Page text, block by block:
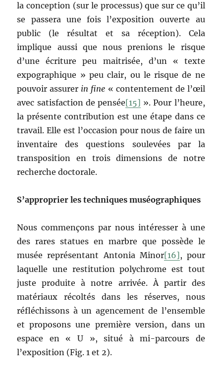
la conception (sur le processus) que sur ce qu’il
se passera une fois l’exposition ouverte au
public (le résultat et sa réception). Cela
implique aussi que nous prenions le risque
d’une écriture peu maitrisée, d’un « texte
expographique » peu clair, ou le risque de ne
pouvoir assurer in fine « contentement de l’œil
avec satisfaction de pensée[15] ». Pour l’heure,
la présente contribution est une étape dans ce
travail. Elle est l’occasion pour nous de faire un
inventaire des questions soulevées par la
transposition en trois dimensions de notre
recherche doctorale.
S’approprier les techniques muséographiques
Nous commençons par nous intéresser à une
des rares statues en marbre que possède le
musée représentant Antonia Minor[16], pour
laquelle une restitution polychrome est tout
juste produite à notre arrivée. À partir des
matériaux récoltés dans les réserves, nous
réfléchissons à un agencement de l’ensemble
et proposons une première version, dans un
espace en « U », situé à mi-parcours de
l’exposition (Fig. 1 et 2).